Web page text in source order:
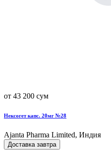
от 43 200 сум
Нексогет капс. 20мг №28
Ajanta Pharma Limited, Индия
Доставка завтра